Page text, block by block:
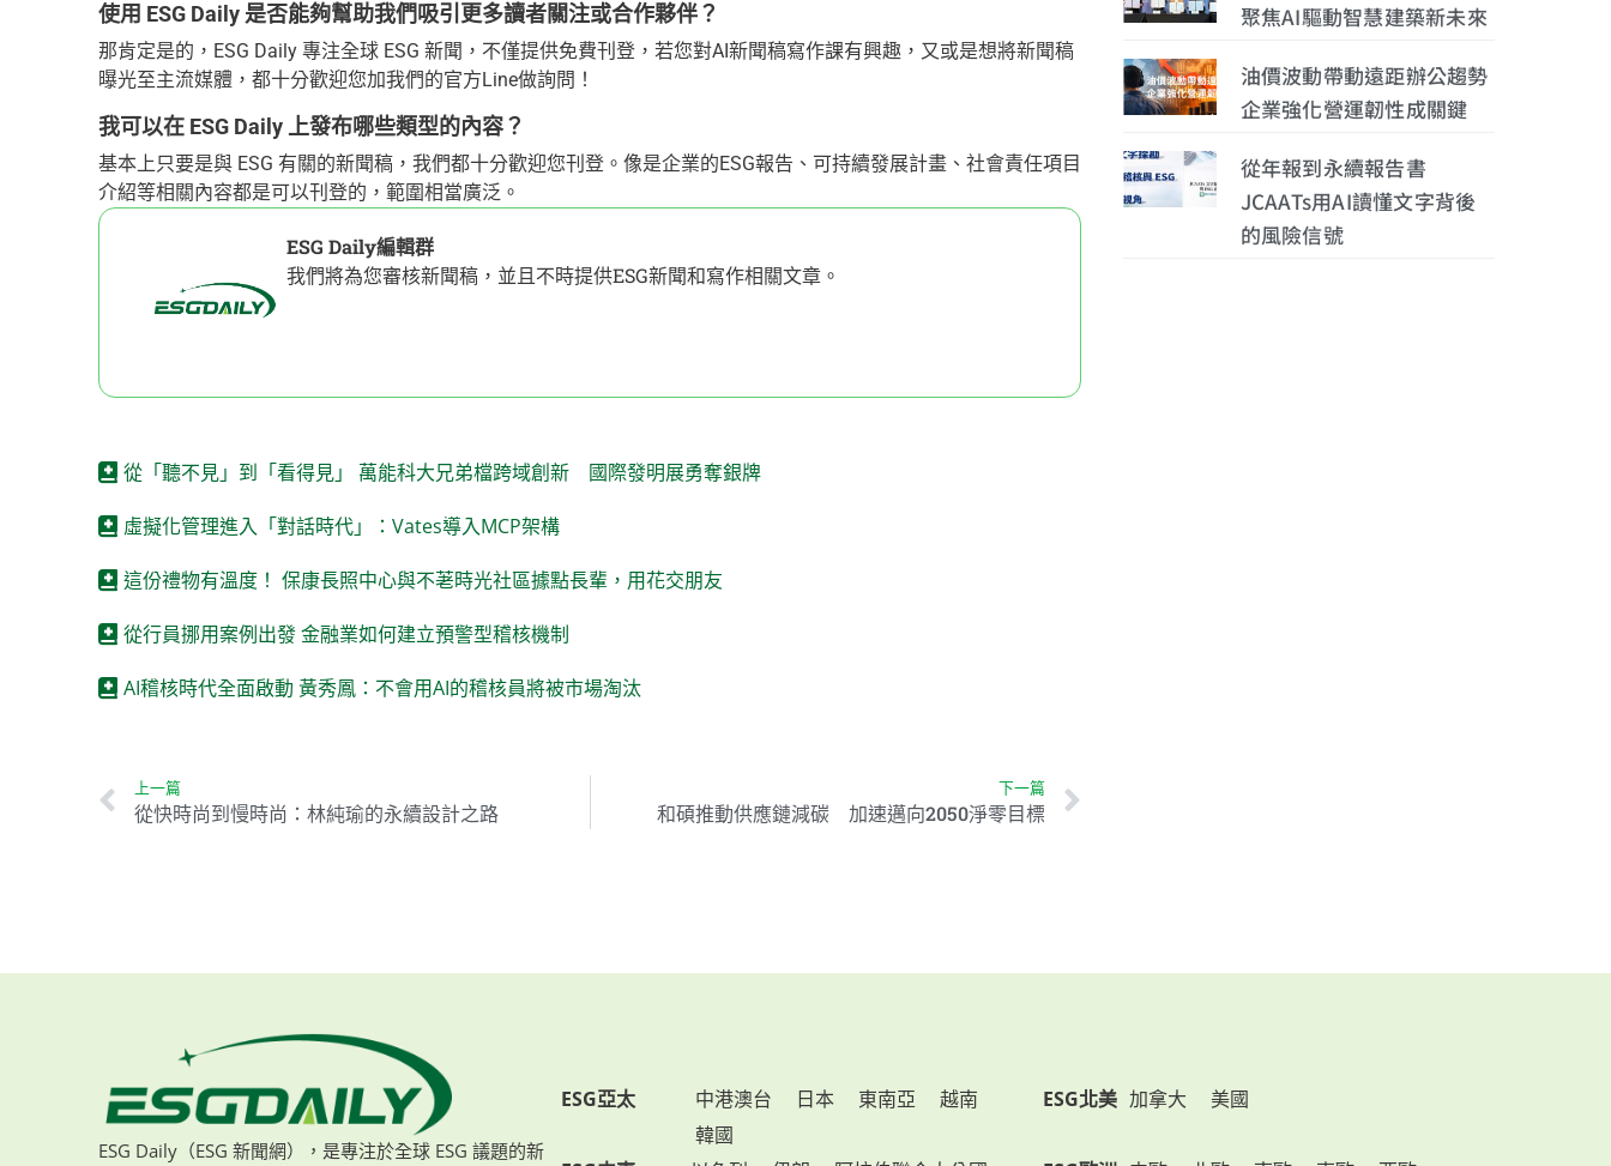
使用 ESG Daily 是否能夠幫助我們吸引更多讀者關注或合作夥伴？
那肯定是的，ESG Daily 專注全球 ESG 新聞，不僅提供免費刊登，若您對AI新聞稿寫作課有興趣，又或是想將新聞稿
曝光至主流媒體，都十分歡迎您加我們的官方Line做詢問！
我可以在 ESG Daily 上發布哪些類型的內容？
基本上只要是與 ESG 有關的新聞稿，我們都十分歡迎您刊登。像是企業的ESG報告、可持續發展計畫、社會責任項目
介紹等相關內容都是可以刊登的，範圍相當廣泛。
ESG Daily編輯群
我們將為您審核新聞稿，並且不時提供ESG新聞和寫作相關文章。
從「聽不見」到「看得見」 萬能科大兄弟檔跨域創新 國際發明展勇奪銀牌
虛擬化管理進入「對話時代」：Vates導入MCP架構
這份禮物有溫度！ 保康長照中心與不荖時光社區據點長輩，用花交朋友
從行員挪用案例出發 金融業如何建立預警型稽核機制
AI稽核時代全面啟動 黃秀鳳：不會用AI的稽核員將被市場淘汰
上一篇
從快時尚到慢時尚：林純瑜的永續設計之路
下一篇
和碩推動供應鏈減碳 加速邁向2050淨零目標
聚焦AI驅動智慧建築新未來
油價波動帶動遠距辦公趨勢
企業強化營運韌性成關鍵
從年報到永續報告書
JCAATs用AI讀懂文字背後
的風險信號
ESG Daily（ESG 新聞網），是專注於全球 ESG 議題的新
ESG亞太 中港澳台 日本 東南亞
越南
韓國
ESG北美 加拿大 美國